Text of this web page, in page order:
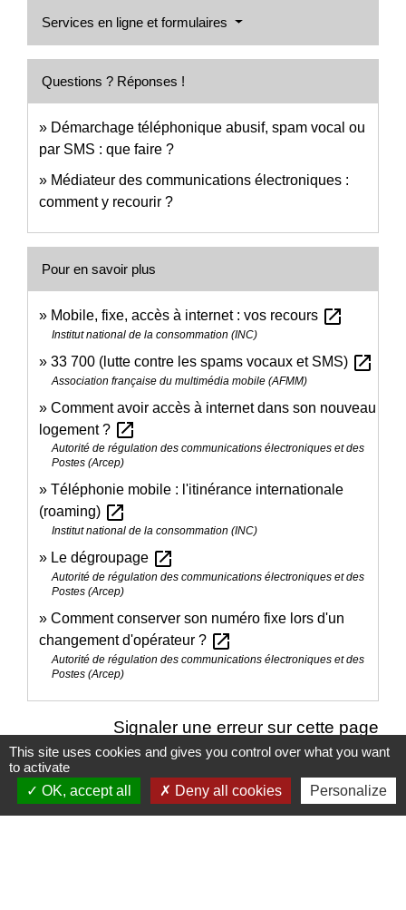
Services en ligne et formulaires
Questions ? Réponses !
Démarchage téléphonique abusif, spam vocal ou
par SMS : que faire ?
Médiateur des communications électroniques :
comment y recourir ?
Pour en savoir plus
Mobile, fixe, accès à internet : vos recours open_in_new
Institut national de la consommation (INC)
33 700 (lutte contre les spams vocaux et SMS) open_in_new
Association française du multimédia mobile (AFMM)
Comment avoir accès à internet dans son nouveau
logement ? open_in_new
Autorité de régulation des communications électroniques et des
Postes (Arcep)
Téléphonie mobile : l'itinérance internationale
(roaming) open_in_new
Institut national de la consommation (INC)
Le dégroupage open_in_new
Autorité de régulation des communications électroniques et des
Postes (Arcep)
Comment conserver son numéro fixe lors d'un
changement d'opérateur ? open_in_new
Autorité de régulation des communications électroniques et des
Postes (Arcep)
Signaler une erreur sur cette page
This site uses cookies and gives you control over what you want
to activate
OK, accept all
Deny all cookies Personalize